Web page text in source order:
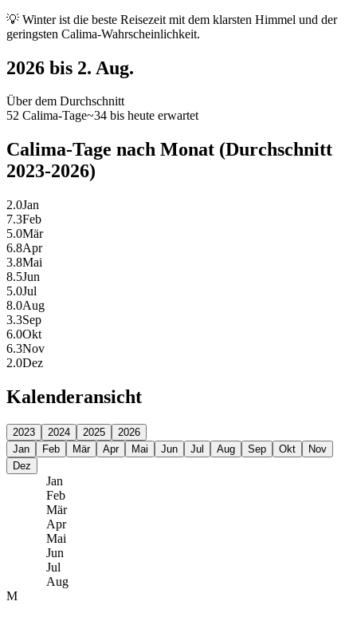
💡 Winter ist die beste Reisezeit mit dem klarsten Himmel und der
geringsten Calima-Wahrscheinlichkeit.
2026 bis 2. Aug.
Über dem Durchschnitt
52 Calima-Tage~34 bis heute erwartet
Calima-Tage nach Monat (Durchschnitt
2023-2026)
2.0Jan
7.3Feb
5.0Mär
6.8Apr
3.8Mai
8.5Jun
5.0Jul
8.0Aug
3.3Sep
6.0Okt
6.3Nov
2.0Dez
Kalenderansicht
2023 2024 2025
2026
Jan
Feb Mär Apr Mai Jun Jul Aug Sep Okt
Nov
Dez
Jan
Feb
Mär
Apr
Mai
Jun
Jul
Aug
M